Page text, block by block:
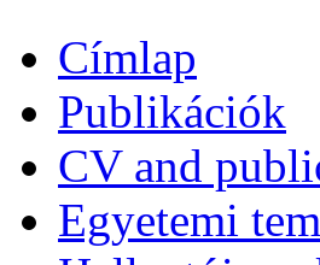
Címlap
Publikációk
CV and
Egyetemi